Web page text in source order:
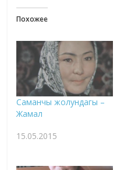
Похожее
Саманчы жолундагы –
Жамал
15.05.2015